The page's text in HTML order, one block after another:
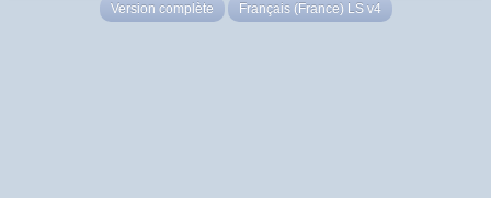
Version complète Français (France) LS v4